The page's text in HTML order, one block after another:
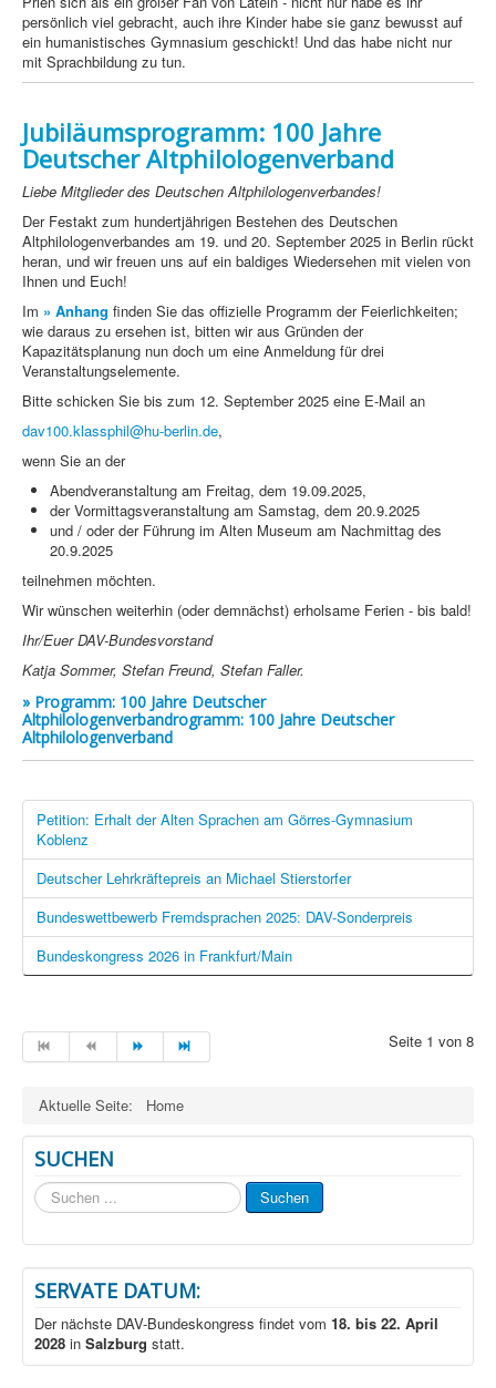
persönlich viel gebracht, auch ihre Kinder habe sie ganz bewusst auf
ein humanistisches Gymnasium geschickt! Und das habe nicht nur
mit Sprachbildung zu tun.
Jubiläumsprogramm: 100 Jahre
Deutscher Altphilologenverband
Liebe Mitglieder des Deutschen Altphilologenverbandes!
Der Festakt zum hundertjährigen Bestehen des Deutschen
Altphilologenverbandes am 19. und 20. September 2025 in Berlin rückt
heran, und wir freuen uns auf ein baldiges Wiedersehen mit vielen von
Ihnen und Euch!
Im » Anhang finden Sie das offizielle Programm der Feierlichkeiten;
wie daraus zu ersehen ist, bitten wir aus Gründen der
Kapazitätsplanung nun doch um eine Anmeldung für drei
Veranstaltungselemente.
Bitte schicken Sie bis zum 12. September 2025 eine E-Mail an
dav100.klassphil@hu-berlin.de,
wenn Sie an der
Abendveranstaltung am Freitag, dem 19.09.2025,
der Vormittagsveranstaltung am Samstag, dem 20.9.2025
und / oder der Führung im Alten Museum am Nachmittag des
20.9.2025
teilnehmen möchten.
Wir wünschen weiterhin (oder demnächst) erholsame Ferien - bis bald!
Ihr/Euer DAV-Bundesvorstand
Katja Sommer, Stefan Freund, Stefan Faller.
» Programm: 100 Jahre Deutscher
Altphilologenverbandrogramm: 100 Jahre Deutscher
Altphilologenverband
Petition: Erhalt der Alten Sprachen am Görres-Gymnasium
Koblenz
Deutscher Lehrkräftepreis an Michael Stierstorfer
Bundeswettbewerb Fremdsprachen 2025: DAV-Sonderpreis
Bundeskongress 2026 in Frankfurt/Main
Seite 1 von 8
Aktuelle Seite: Home
SUCHEN
Suchen
...
Suchen
SERVATE DATUM:
Der nächste DAV-Bundeskongress findet vom 18. bis 22. April
2028 in Salzburg statt.